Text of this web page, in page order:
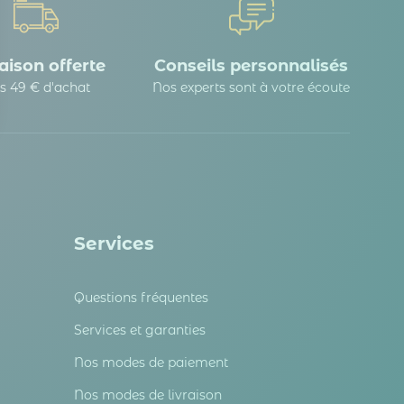
offerte
49 € d'achat
Conseils personnalisés
Nos experts sont à votre écoute
Services
Questions fréquentes
Services et garanties
Nos modes de paiement
Nos modes de livraison